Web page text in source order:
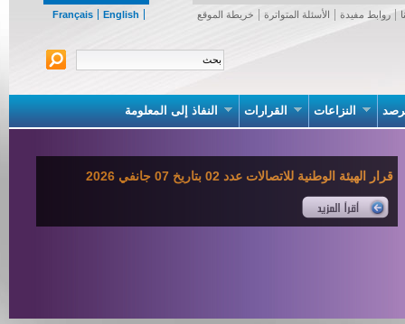
Français English روابط مفيدة الأسئلة المتواترة خريطة الموقع
النزاعات القرارات النفاذ إلى المعلومة
قرار الهيئة الوطنية للاتصالات عدد 02 بتاريخ 07 جانفي 2026